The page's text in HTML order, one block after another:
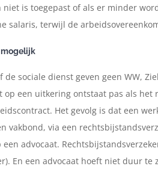
is toegepast of als er minder
salaris, terwijl de
de sociale dienst geven geen WW,
op een uitkering ontstaat pas als
Het gevolg is dat een
vakbond, via een
advocaat.
En een advocaat hoeft niet duur